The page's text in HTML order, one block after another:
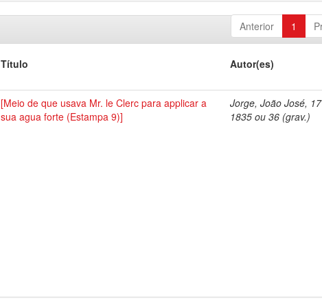
Anterior 1
Título Autor(es)
[Meio de que usava Mr. le Clerc para applicar a
sua agua forte (Estampa 9)]
Jorge, João José,
1835 ou 36 (grav.)